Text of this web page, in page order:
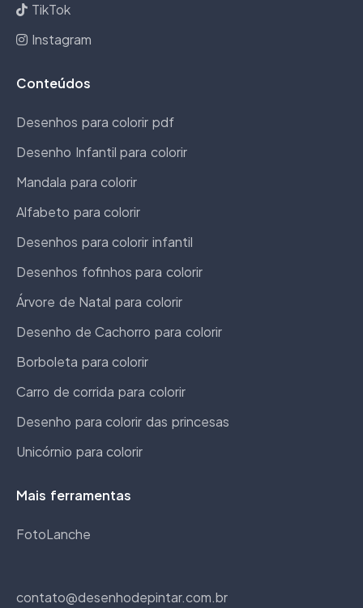
TikTok
Instagram
Conteúdos
Desenhos para colorir pdf
Desenho Infantil para colorir
Mandala para colorir
Alfabeto para colorir
Desenhos para colorir infantil
Desenhos fofinhos para colorir
Árvore de Natal para colorir
Desenho de Cachorro para colorir
Borboleta para colorir
Carro de corrida para colorir
Desenho para colorir das princesas
Unicórnio para colorir
Mais ferramentas
FotoLanche
contato@desenhodepintar.com.br